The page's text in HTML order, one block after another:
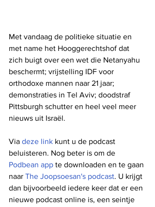
Met vandaag de politieke situatie en
met name het Hooggerechtshof dat
zich buigt over een wet die Netanyahu
beschermt; vrijstelling IDF voor
orthodoxe mannen naar 21 jaar;
demonstraties in Tel Aviv; doodstraf
Pittsburgh schutter en heel veel meer
nieuws uit Israël.
Via deze link kunt u de podcast
beluisteren. Nog beter is om de
Podbean app te downloaden en te gaan
naar The Joopsoesan's podcast. U krijgt
dan bijvoorbeeld iedere keer dat er een
nieuwe podcast online is, een seintje